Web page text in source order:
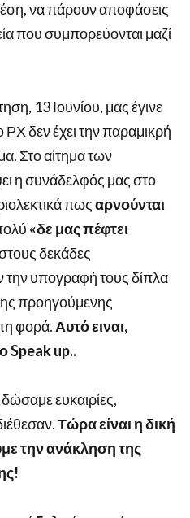
να πάρουν αποφάσεις
που συμπορεύονται μαζί
13 Ιουνίου, μας έγινε
ΡΧ δεν έχει την παραμικρή
Στο αίτημα των
η συνάδελφός μας στο
πωςαρνούνται
«δε μας πέφτει
δεκάδες
την υπογραφή τους δίπλα
προηγούμενης
φορά. Αυτό ειναι,
Speak up..
ευκαιρίες,
Τώρα είναι η δική
την ανάκληση της